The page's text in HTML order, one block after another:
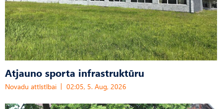
Atjauno sporta infrastruktūru
Novadu attīstībai 02:05, 5. Aug, 2026